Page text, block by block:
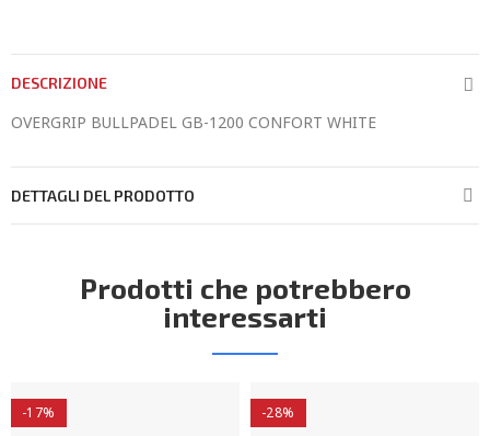
DESCRIZIONE
OVERGRIP BULLPADEL GB-1200 CONFORT WHITE
DETTAGLI DEL PRODOTTO
Prodotti che potrebbero
interessarti
-17% -28%